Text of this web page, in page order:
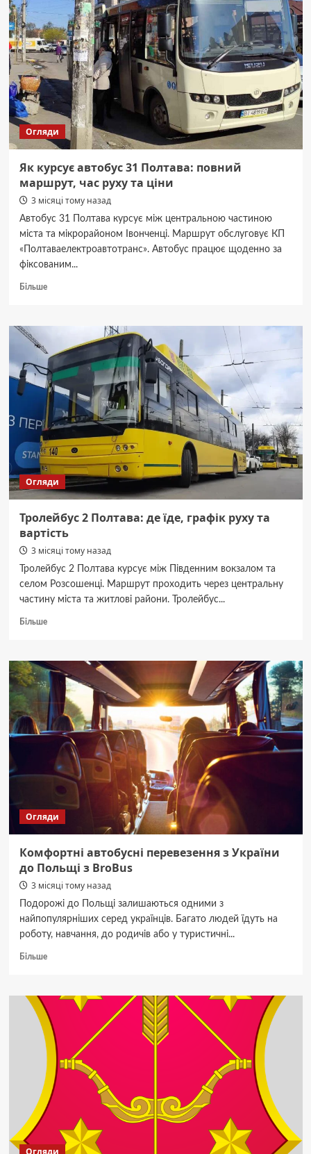
руху,
розклад
та
проїзд
Огляди
Як курсує автобус 31 Полтава: повний
маршрут, час руху та ціни
3 місяці тому назад
Автобус 31 Полтава курсує між центральною частиною
міста та мікрорайоном Івонченці. Маршрут обслуговує КП
«Полтаваелектроавтотранс». Автобус працює щоденно за
фіксованим...
БільшеДокладніше
курсує
31
Полтава:
повний
маршрут,
час
руху
та
ціни
Огляди
Тролейбус 2 Полтава: де їде, графік руху та
вартість
3 місяці тому назад
Тролейбус 2 Полтава курсує між Південним вокзалом та
селом Розсошенці. Маршрут проходить через центральну
частину міста та житлові райони. Тролейбус...
БільшеДокладніше
2
Полтава:
де
їде,
графік
руху
та
вартість
Огляди
Комфортні автобусні перевезення з України
до Польщі з BroBus
3 місяці тому назад
Подорожі до Польщі залишаються одними з
найпопулярніших серед українців. Багато людей їдуть на
роботу, навчання, до родичів або у туристичні...
БільшеДокладніше
автобусні
перевезення
з
України
до
Польщі
з
BroBus
Огляди